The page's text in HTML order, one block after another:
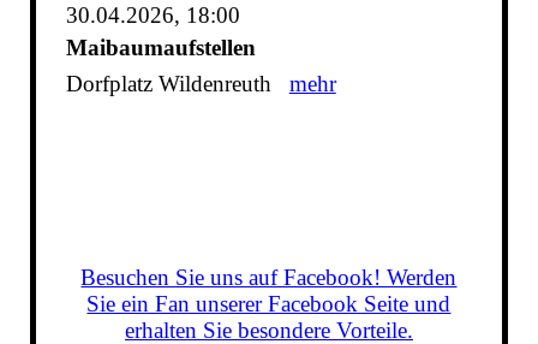
30.04.2026, 18:00
Maibaumaufstellen
Dorfplatz Wildenreuth mehr
Besuchen Sie uns auf Facebook! Werden
Sie ein Fan unserer Facebook Seite und
erhalten Sie besondere Vorteile.